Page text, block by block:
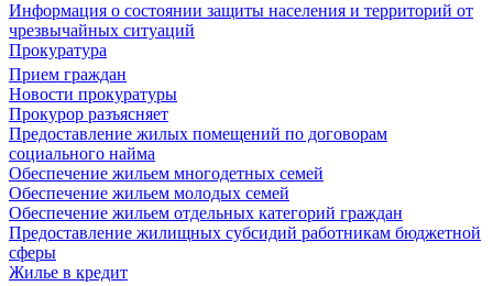
Информация о состоянии защиты населения и территорий от
чрезвычайных ситуаций
Прокуратура
Прием граждан
Новости прокуратуры
Прокурор разъясняет
Предоставление жилых помещений по договорам
социального найма
Обеспечение жильем многодетных семей
Обеспечение жильем молодых семей
Обеспечение жильем отдельных категорий граждан
Предоставление жилищных субсидий работникам бюджетной
сферы
Жилье в кредит